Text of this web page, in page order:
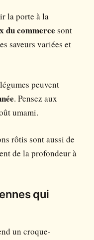
la porte à la
du commerce sont
saveurs variées et
peuvent
. Pensez aux
umami.
rôtis sont aussi de
de la profondeur à
qui
un croque-